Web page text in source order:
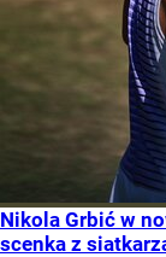
Nikola Grbić w
scenka z